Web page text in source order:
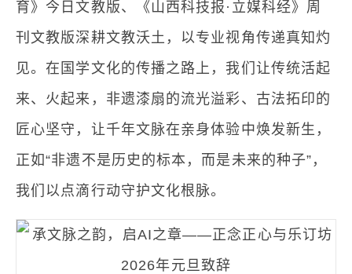
育》今日文教版、《山西科技报·立媒科经》周
刊文教版深耕文教沃土，以专业视角传递真知灼
见。在国学文化的传播之路上，我们让传统活起
来、火起来，非遗漆扇的流光溢彩、古法拓印的
匠心坚守，让千年文脉在亲身体验中焕发新生，
正如“非遗不是历史的标本，而是未来的种子”，
我们以点滴行动守护文化根脉。